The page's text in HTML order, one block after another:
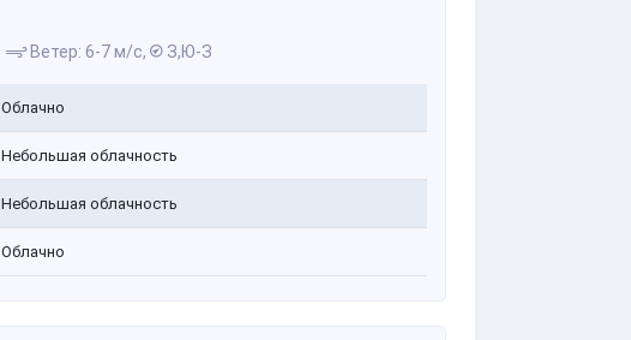
Ветер: 6-7 м/с, З,Ю-З
Облачно
Небольшая облачность
Небольшая облачность
Облачно